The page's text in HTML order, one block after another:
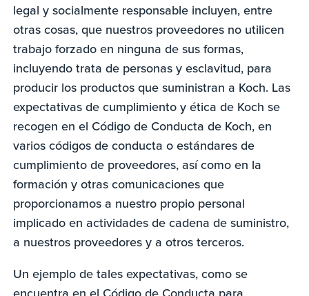
legal y socialmente responsable incluyen, entre
otras cosas, que nuestros proveedores no utilicen
trabajo forzado en ninguna de sus formas,
incluyendo trata de personas y esclavitud, para
producir los productos que suministran a Koch. Las
expectativas de cumplimiento y ética de Koch se
recogen en el Código de Conducta de Koch, en
varios códigos de conducta o estándares de
cumplimiento de proveedores, así como en la
formación y otras comunicaciones que
proporcionamos a nuestro propio personal
implicado en actividades de cadena de suministro,
a nuestros proveedores y a otros terceros.
Un ejemplo de tales expectativas, como se